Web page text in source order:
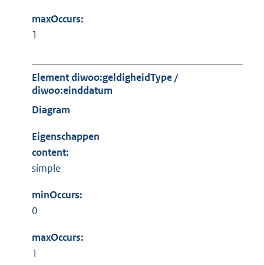
maxOccurs:
1
Element diwoo:geldigheidType /
diwoo:einddatum
Diagram
Eigenschappen
content:
simple
minOccurs:
0
maxOccurs:
1